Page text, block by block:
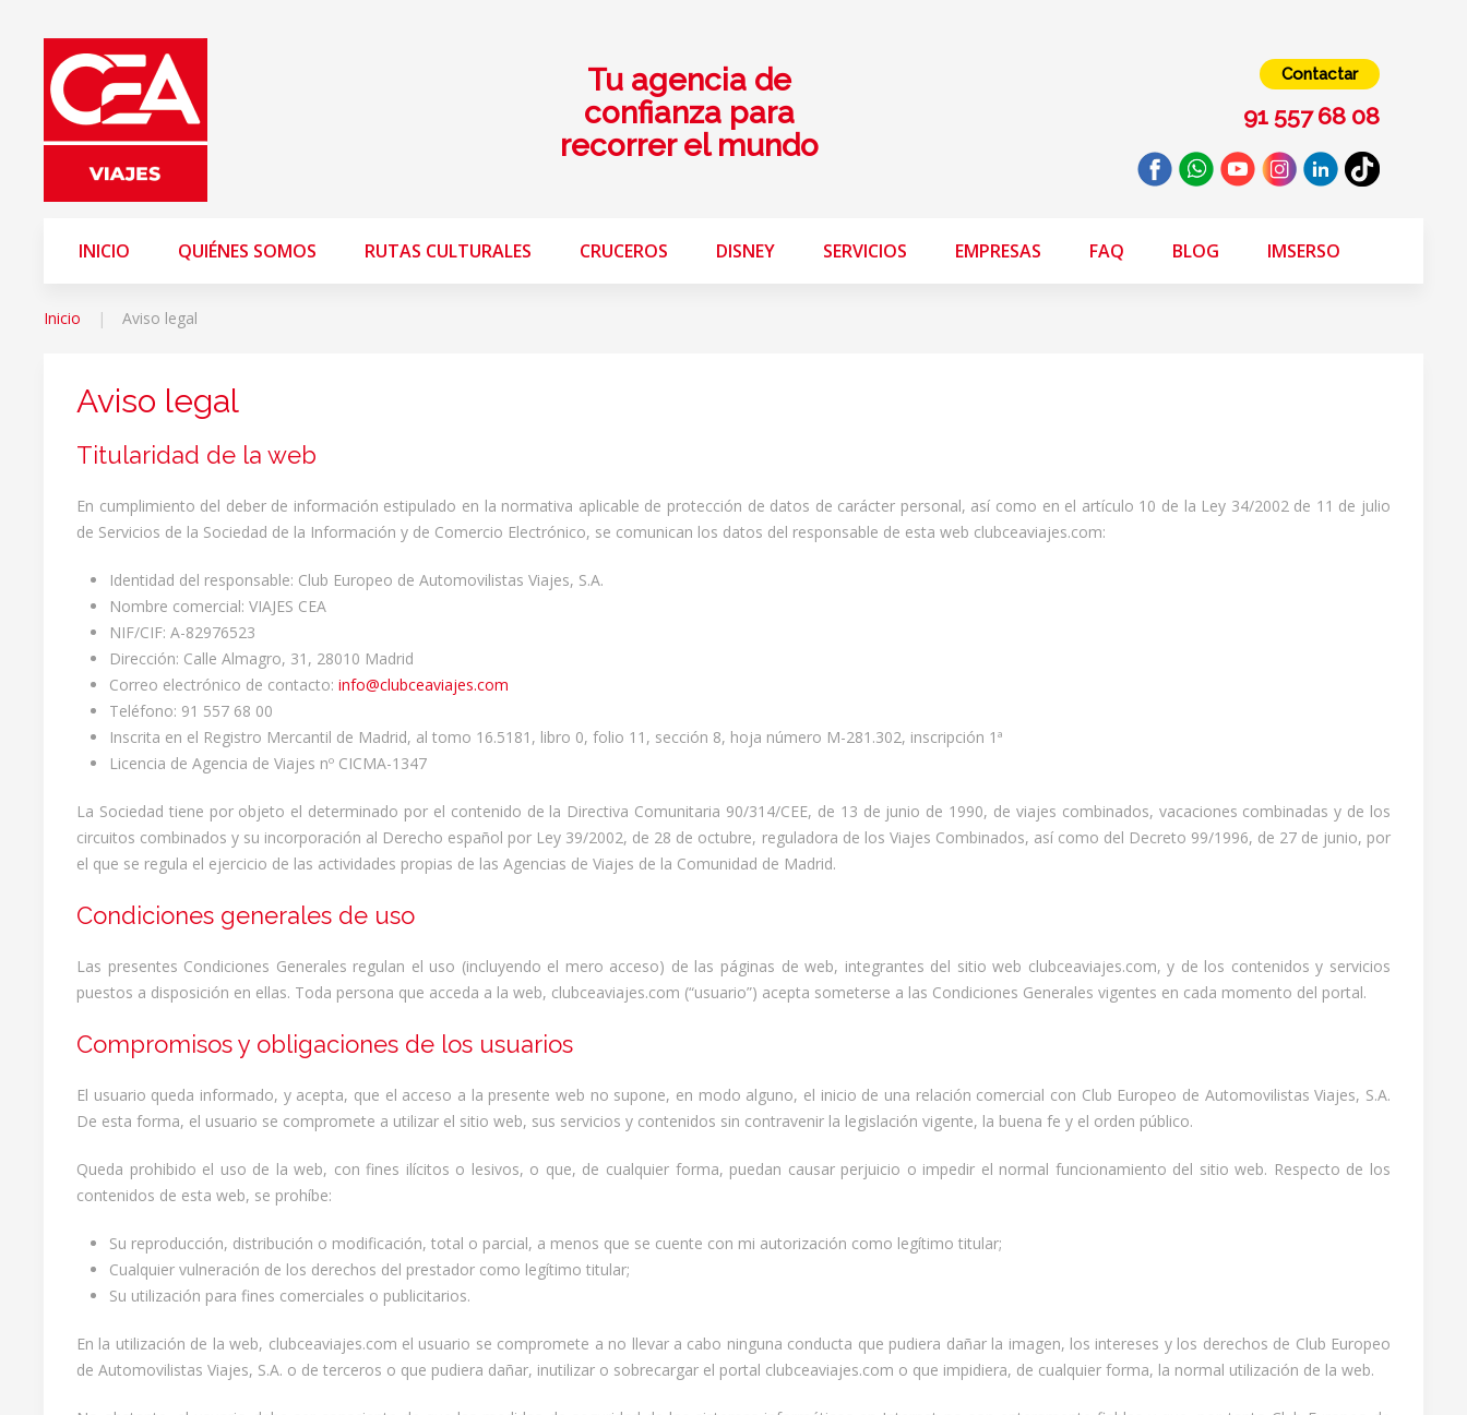
Tu agencia de
confianza para
recorrer el mundo
Contactar
91 557 68 08
INICIO QUIÉNES SOMOS RUTAS CULTURALES CRUCEROS DISNEY SERVICIOS EMPRESAS FAQ BLOG IMSERSO
Inicio Aviso legal
Aviso legal
Titularidad de la web
En cumplimiento del deber de información estipulado en la normativa aplicable de protección de datos de carácter personal, así como en el artículo 10 de la Ley 34/2002 de 11 de julio
de Servicios de la Sociedad de la Información y de Comercio Electrónico, se comunican los datos del responsable de esta web clubceaviajes.com:
Identidad del responsable: Club Europeo de Automovilistas Viajes, S.A.
Nombre comercial: VIAJES CEA
NIF/CIF: A-82976523
Dirección: Calle Almagro, 31, 28010 Madrid
Correo electrónico de contacto: info@clubceaviajes.com
Teléfono: 91 557 68 00
Inscrita en el Registro Mercantil de Madrid, al tomo 16.5181, libro 0, folio 11, sección 8, hoja número M-281.302, inscripción 1ª
Licencia de Agencia de Viajes nº CICMA-1347
La Sociedad tiene por objeto el determinado por el contenido de la Directiva Comunitaria 90/314/CEE, de 13 de junio de 1990, de viajes combinados, vacaciones combinadas y de los
circuitos combinados y su incorporación al Derecho español por Ley 39/2002, de 28 de octubre, reguladora de los Viajes Combinados, así como del Decreto 99/1996, de 27 de junio, por
el que se regula el ejercicio de las actividades propias de las Agencias de Viajes de la Comunidad de Madrid.
Condiciones generales de uso
Las presentes Condiciones Generales regulan el uso (incluyendo el mero acceso) de las páginas de web, integrantes del sitio web clubceaviajes.com, y de los contenidos y servicios
puestos a disposición en ellas. Toda persona que acceda a la web, clubceaviajes.com (“usuario”) acepta someterse a las Condiciones Generales vigentes en cada momento del portal.
Compromisos y obligaciones de los usuarios
El usuario queda informado, y acepta, que el acceso a la presente web no supone, en modo alguno, el inicio de una relación comercial con Club Europeo de Automovilistas Viajes, S.A.
De esta forma, el usuario se compromete a utilizar el sitio web, sus servicios y contenidos sin contravenir la legislación vigente, la buena fe y el orden público.
Queda prohibido el uso de la web, con fines ilícitos o lesivos, o que, de cualquier forma, puedan causar perjuicio o impedir el normal funcionamiento del sitio web. Respecto de los
contenidos de esta web, se prohíbe:
Su reproducción, distribución o modificación, total o parcial, a menos que se cuente con mi autorización como legítimo titular;
Cualquier vulneración de los derechos del prestador como legítimo titular;
Su utilización para fines comerciales o publicitarios.
En la utilización de la web, clubceaviajes.com el usuario se compromete a no llevar a cabo ninguna conducta que pudiera dañar la imagen, los intereses y los derechos de Club Europeo
de Automovilistas Viajes, S.A. o de terceros o que pudiera dañar, inutilizar o sobrecargar el portal clubceaviajes.com o que impidiera, de cualquier forma, la normal utilización de la web.